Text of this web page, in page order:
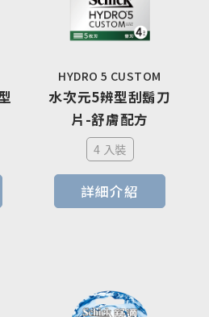
HYDRO 5 CUSTOM
水次元5辨型刮鬍刀
片-舒膚配方
4 入裝
詳細介紹